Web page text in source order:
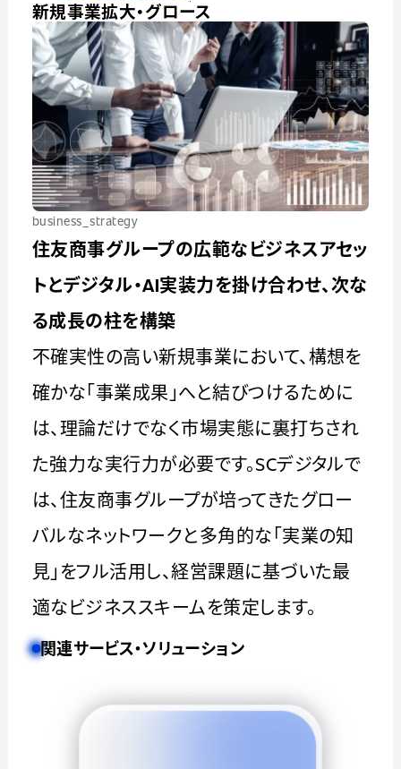
新規事業拡大・グロース
business_strategy
住友商事グループの広範なビジネスアセッ
トとデジタル・AI実装力を掛け合わせ、次な
る成長の柱を構築
不確実性の高い新規事業において、構想を
確かな「事業成果」へと結びつけるために
は、理論だけでなく市場実態に裏打ちされ
た強力な実行力が必要です。SCデジタルで
は、住友商事グループが培ってきたグロー
バルなネットワークと多角的な「実業の知
見」をフル活用し、経営課題に基づいた最
適なビジネススキームを策定します。
関連サービス・ソリューション